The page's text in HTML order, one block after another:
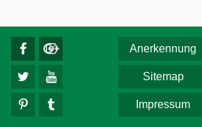
Anerkennung
Sitemap
Impressum